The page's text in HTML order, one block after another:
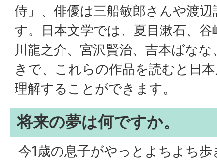
侍」、俳優は三船敏郎さんや渡
す。日本文学では、夏目漱石、
川龍之介、宮沢賢治、吉本ばな
きで、これらの作品を読むと日
理解することができます。
将来の夢は何ですか。
今1歳の息子がやっとよちよち